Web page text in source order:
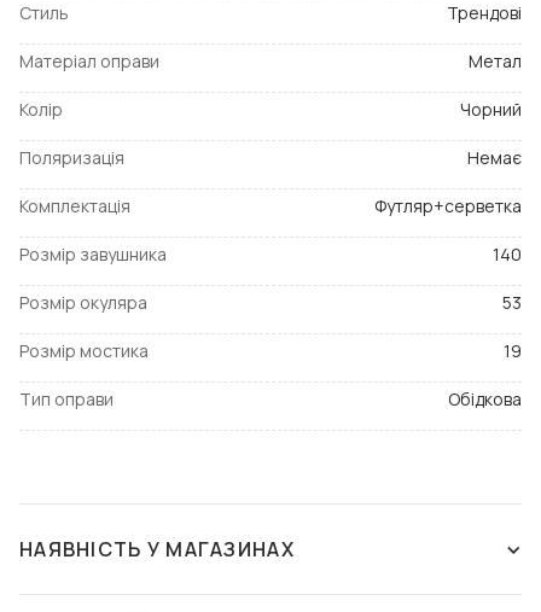
Стиль Трендові
Матеріал оправи Метал
Колір Чорний
Поляризація Немає
Комплектація Футляр+серветка
Розмір завушника 140
Розмір окуляра 53
Розмір мостика 19
Тип оправи Обідкова
НАЯВНІСТЬ У МАГАЗИНАХ